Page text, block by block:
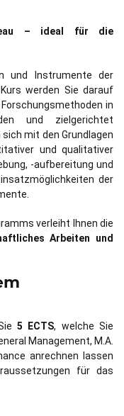
– ideal für die
und Instrumente der
werden Sie darauf
in
und zielgerichtet
mit den Grundlagen
und qualitativer
-aufbereitung und
der
verleiht Ihnen die
Arbeiten und
5 ECTS, welche Sie
Management, M.A.
anrechnen lassen
für das